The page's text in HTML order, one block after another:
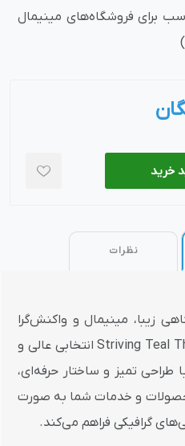
برای فروشگاه‌های مینیمال
خرید
نظرات
زیبا، مینیمال و واکنش‌گرا
برای ناپ‌کامرس هستید، Striving Teal Theme انتخابی عالی و
طراحی تمیز و ساختار حرفه‌ای،
و خدمات شما به صورت
گرافیکی فراهم می‌کند.